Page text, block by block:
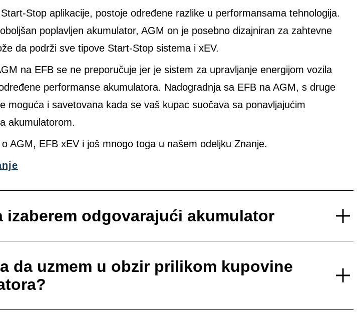
Stop aplikacije, postoje određene razlike u performansama tehnologija.
poplavljen akumulator, AGM on je posebno dizajniran za zahtevne
da podrži sve tipove Start-Stop sistema i xEV.
na EFB se ne preporučuje jer je sistem za upravljanje energijom vozila
performanse akumulatora. Nadogradnja sa EFB na AGM, s druge
moguća i savetovana kada se vaš kupac suočava sa ponavljajućim
akumulatorom.
AGM, EFB xEV i još mnogo toga u našem odeljku Znanje.
izaberem odgovarajući akumulator
da uzmem u obzir prilikom kupovine